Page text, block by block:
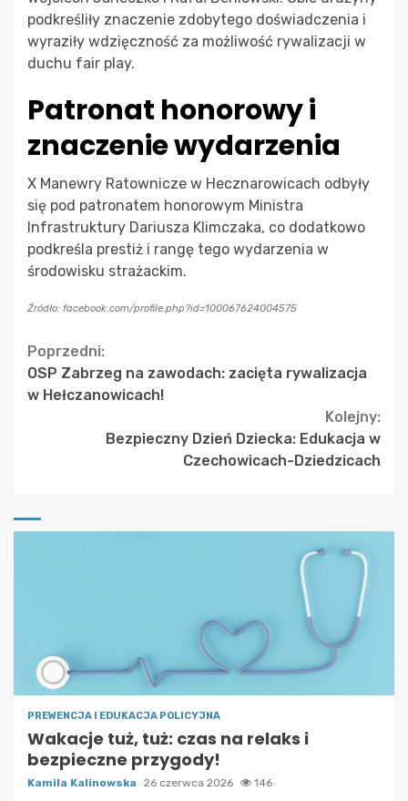
podkreśliły znaczenie zdobytego doświadczenia i
wyraziły wdzięczność za możliwość rywalizacji w
duchu fair play.
Patronat honorowy i
znaczenie wydarzenia
X Manewry Ratownicze w Hecznarowicach odbyły
się pod patronatem honorowym Ministra
Infrastruktury Dariusza Klimczaka, co dodatkowo
podkreśla prestiż i rangę tego wydarzenia w
środowisku strażackim.
Źródło: facebook.com/profile.php?id=100067624004575
Continue
Reading
Poprzedni:
OSP Zabrzeg na zawodach: zacięta rywalizacja
w Hełczanowicach!
Kolejny:
Bezpieczny Dzień Dziecka: Edukacja w
Czechowicach-Dziedzicach
PREWENCJA I EDUKACJA POLICYJNA
Wakacje tuż, tuż: czas na relaks i
bezpieczne przygody!
Kamila Kalinowska 26 czerwca 2026 146